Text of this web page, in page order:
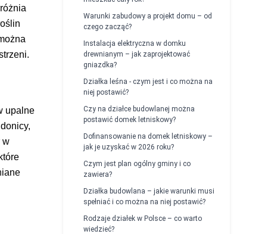
upalne
w
Warunki zabudowy a projekt domu – od
czego zacząć?
Instalacja elektryczna w domku
drewnianym – jak zaprojektować
gniazdka?
Działka leśna - czym jest i co można na
niej postawić?
Czy na działce budowlanej można
postawić domek letniskowy?
Dofinansowanie na domek letniskowy –
jak je uzyskać w 2026 roku?
Czym jest plan ogólny gminy i co
zawiera?
Działka budowlana – jakie warunki musi
spełniać i co można na niej postawić?
Rodzaje działek w Polsce – co warto
wiedzieć?